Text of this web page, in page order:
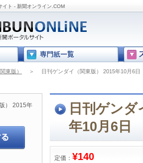
イト - 新聞オンライン.COM
東版） ＞ 日刊ゲンダイ（関東版） 2015年10月6日
日刊ゲン
年10月6日
定価： ¥140